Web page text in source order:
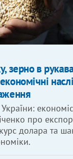
зерно в
про
долара та